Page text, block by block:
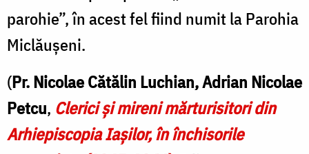
parohie”, în acest fel fiind numit la Parohia
Miclăușeni.
(Pr. Nicolae Cătălin Luchian, Adrian Nicolae
Petcu, Clerici şi mireni mărturisitori din
Arhiepiscopia Iaşilor, în închisorile